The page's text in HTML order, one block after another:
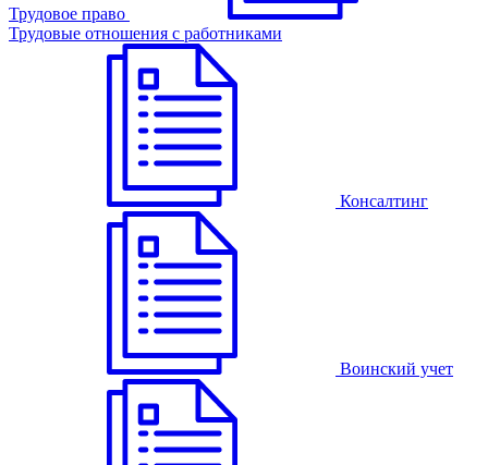
Трудовое право
Трудовые отношения с работниками
Консалтинг
Воинский учет